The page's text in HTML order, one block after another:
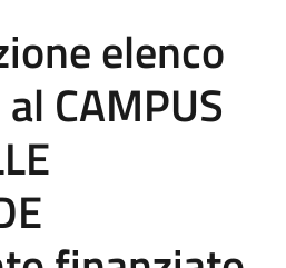
elenco
CAMPUS